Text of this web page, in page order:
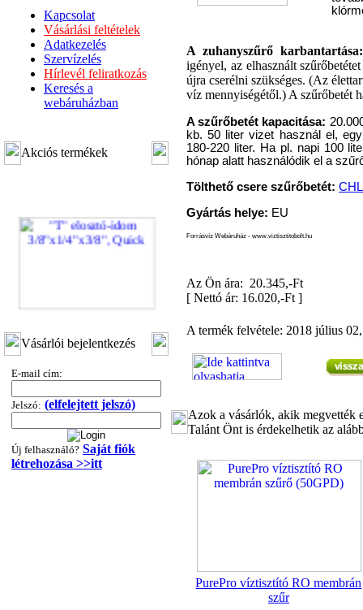
Kapcsolat
Vásárlási feltételek
Adatkezelés
Szervízelés
Hírlevél feliratkozás
Keresés a
webáruházban
Akciós termékek
3/8"x1/4"x3/8", Quick
320,-Ft
---------
Vásárlói bejelentkezés
E-mail cím:
Jelszó: (elfelejtett jelszó)
Új felhasználó? Saját fiók
létrehozása >>itt
A zuhanyszűrő karbantartása:
igényel, az elhasznált
újra cserélni szükséges. (Az
víz mennyiségétől.) A szűrőbetét
A szűrőbetét kapacitása:
kb. 50 liter vizet használ el,
180-220 liter. Ha pl. napi 100
hónap alatt használódik el a
Tölthető csere szűrőbetét:
Gyártás helye: EU
Forrásvíz Webáruház - www.viztisztitobolt.hu
Az Ön ára: 20.345,-Ft
[ Nettó ár: 16.020,-Ft ]
A termék felvétele: 2018 július
Azok a vásárlók, akik megvették
Talánt Önt is érdekelhetik az
PurePro víztisztító RO membrán
szűr